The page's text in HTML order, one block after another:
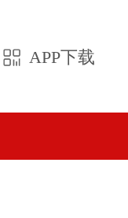
APP下载